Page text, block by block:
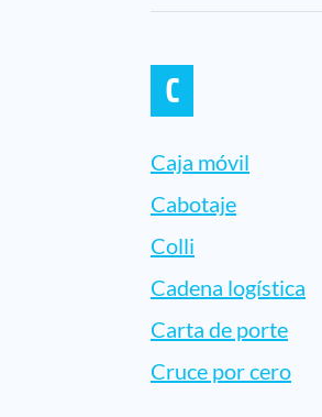
C
Caja móvil
Cabotaje
Colli
Cadena logística
Carta de porte
Cruce por cero